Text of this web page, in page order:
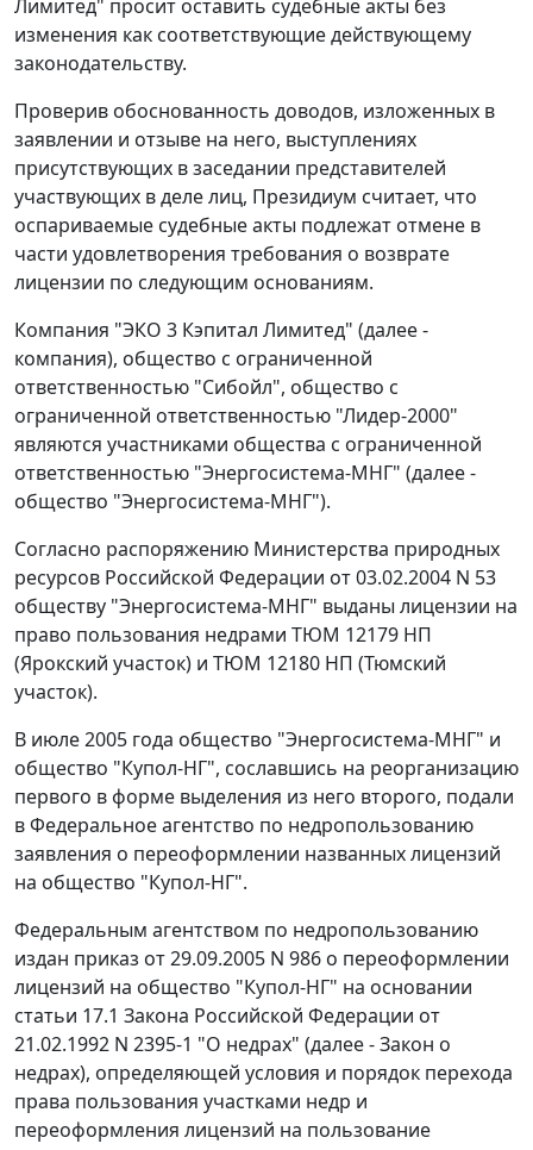
Лимитед" просит оставить судебные акты без
изменения как соответствующие действующему
законодательству.
Проверив обоснованность доводов, изложенных в
заявлении и отзыве на него, выступлениях
присутствующих в заседании представителей
участвующих в деле лиц, Президиум считает, что
оспариваемые судебные акты подлежат отмене в
части удовлетворения требования о возврате
лицензии по следующим основаниям.
Компания "ЭКО 3 Кэпитал Лимитед" (далее -
компания), общество с ограниченной
ответственностью "Сибойл", общество с
ограниченной ответственностью "Лидер-2000"
являются участниками общества с ограниченной
ответственностью "Энергосистема-МНГ" (далее -
общество "Энергосистема-МНГ").
Согласно распоряжению Министерства природных
ресурсов Российской Федерации от 03.02.2004 N 53
обществу "Энергосистема-МНГ" выданы лицензии на
право пользования недрами ТЮМ 12179 НП
(Ярокский участок) и ТЮМ 12180 НП (Тюмский
участок).
В июле 2005 года общество "Энергосистема-МНГ" и
общество "Купол-НГ", сославшись на реорганизацию
первого в форме выделения из него второго, подали
в Федеральное агентство по недропользованию
заявления о переоформлении названных лицензий
на общество "Купол-НГ".
Федеральным агентством по недропользованию
издан приказ от 29.09.2005 N 986 о переоформлении
лицензий на общество "Купол-НГ" на основании
статьи 17.1 Закона Российской Федерации от
21.02.1992 N 2395-1 "О недрах" (далее - Закон о
недрах), определяющей условия и порядок перехода
права пользования участками недр и
переоформления лицензий на пользование